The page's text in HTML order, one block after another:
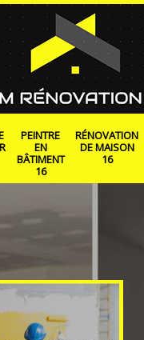
PEINTRE
EN
BÂTIMENT
16
RÉNOVATION
DE MAISON
16